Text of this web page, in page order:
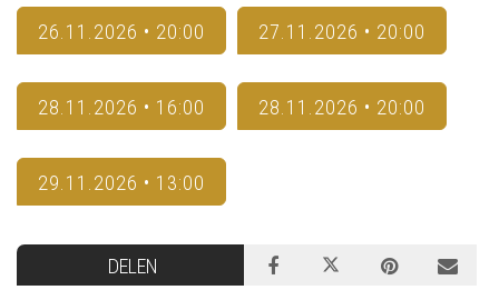
26.11.2026 • 20:00 27.11.2026 • 20:00
28.11.2026 • 16:00 28.11.2026 • 20:00
29.11.2026 • 13:00
DELEN